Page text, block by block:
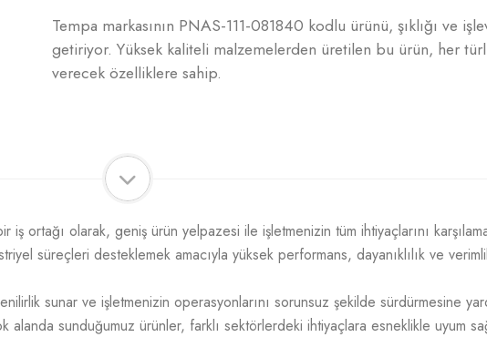
Tempa markasının PNAS-111-081840 kodlu ürünü, şıklığı ve
getiriyor. Yüksek kaliteli malzemelerden üretilen bu ürün, her
verecek özelliklere sahip.
ortağı olarak, geniş ürün yelpazesi ile işletmenizin tüm ihtiyaçlarını
süreçleri desteklemek amacıyla yüksek performans, dayanıklılık ve
sunar ve işletmenizin operasyonlarını sorunsuz şekilde sürdürmesine
sunduğumuz ürünler, farklı sektörlerdeki ihtiyaçlara esneklikle uyum